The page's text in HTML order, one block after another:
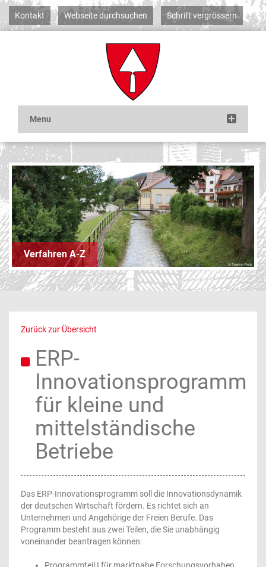
Kontakt Webseite durchsuchen Schrift vergrössern
Verfahren A-Z
Zurück zur Übersicht
ERP-
Innovationsprogramm
für kleine und
mittelständische
Betriebe
Das ERP-Innovationsprogramm soll die Innovationsdynamik
der deutschen Wirtschaft fördern. Es richtet sich an
Unternehmen und Angehörige der Freien Berufe. Das
Programm besteht aus zwei Teilen, die Sie unabhängig
voneinander beantragen können: